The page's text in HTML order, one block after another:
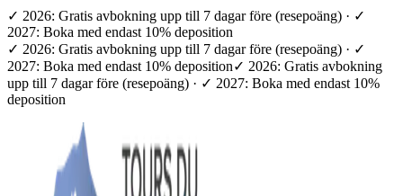
✓ 2026: Gratis avbokning upp till 7 dagar före (resepoäng) · ✓
2027: Boka med endast 10% deposition
✓ 2026: Gratis avbokning upp till 7 dagar före (resepoäng) · ✓
2027: Boka med endast 10% deposition✓ 2026: Gratis avbokning
upp till 7 dagar före (resepoäng) · ✓ 2027: Boka med endast 10%
deposition